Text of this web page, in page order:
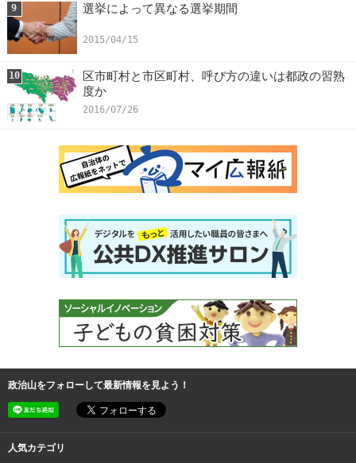
9 選挙によって異なる選挙期間
2015/04/15
10
区市町村と市区町村、呼び方の違いは都政の習熟
度か
2016/07/26
政治山をフォローして最新情報を見よう！
人気カテゴリ